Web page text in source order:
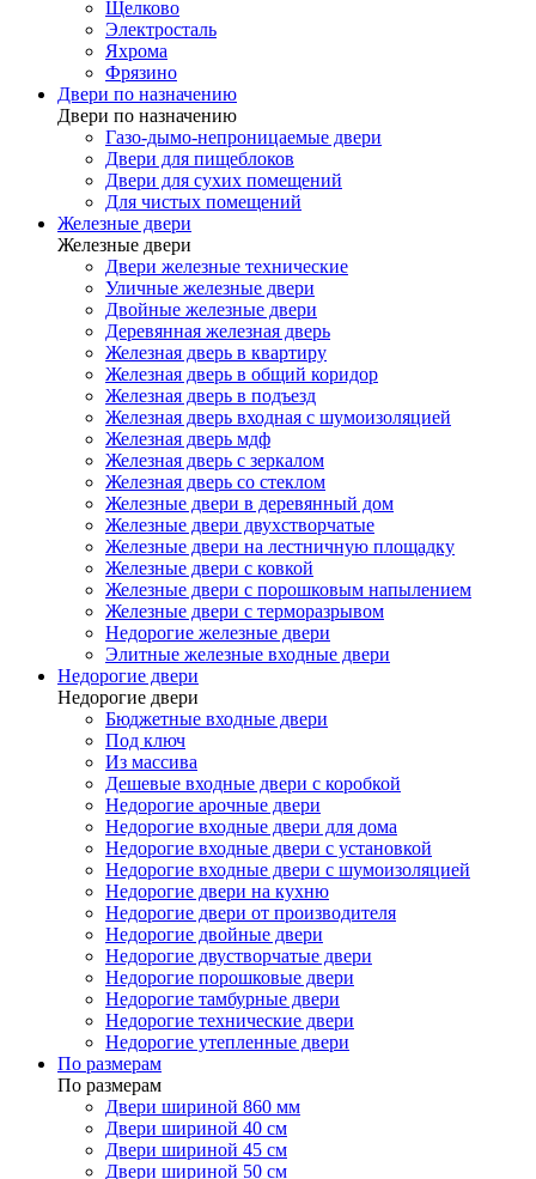
Щелково
Электросталь
Яхрома
Фрязино
Двери по назначению
Двери по назначению
Газо-дымо-непроницаемые двери
Двери для пищеблоков
Двери для сухих помещений
Для чистых помещений
Железные двери
Железные двери
Двери железные технические
Уличные железные двери
Двойные железные двери
Деревянная железная дверь
Железная дверь в квартиру
Железная дверь в общий коридор
Железная дверь в подъезд
Железная дверь входная с шумоизоляцией
Железная дверь мдф
Железная дверь с зеркалом
Железная дверь со стеклом
Железные двери в деревянный дом
Железные двери двухстворчатые
Железные двери на лестничную площадку
Железные двери с ковкой
Железные двери с порошковым напылением
Железные двери с терморазрывом
Недорогие железные двери
Элитные железные входные двери
Недорогие двери
Недорогие двери
Бюджетные входные двери
Под ключ
Из массива
Дешевые входные двери с коробкой
Недорогие арочные двери
Недорогие входные двери для дома
Недорогие входные двери с установкой
Недорогие входные двери с шумоизоляцией
Недорогие двери на кухню
Недорогие двери от производителя
Недорогие двойные двери
Недорогие двустворчатые двери
Недорогие порошковые двери
Недорогие тамбурные двери
Недорогие технические двери
Недорогие утепленные двери
По размерам
По размерам
Двери шириной 860 мм
Двери шириной 40 см
Двери шириной 45 см
Двери шириной 50 см